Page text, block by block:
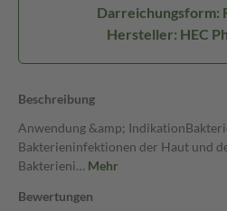
Darreichungsform:
Hersteller: HEC
Beschreibung
Anwendung &amp;
Bakterieninfektionen der Haut und
Bakterieni… Mehr
Bewertungen